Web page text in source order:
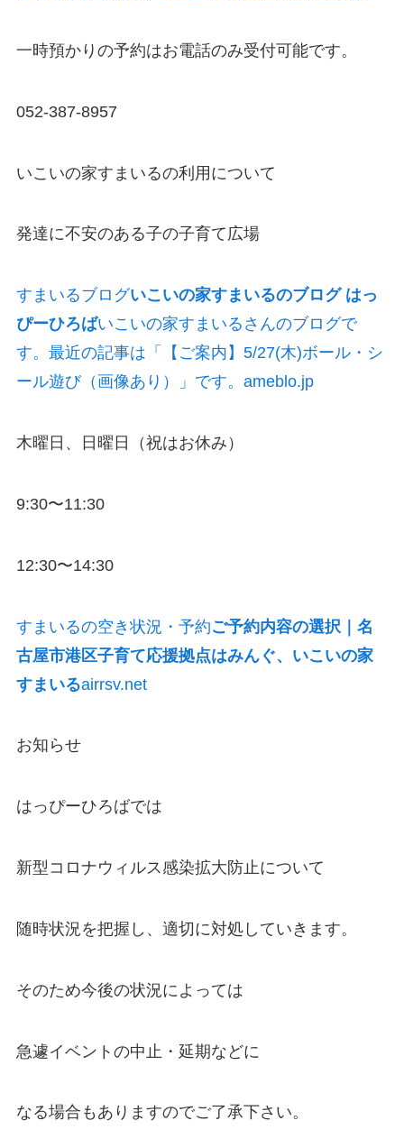
一時預かりの予約はお電話のみ受付可能です。
052-387-8957
いこいの家すまいるの利用について
発達に不安のある子の子育て広場
すまいるブログいこいの家すまいるのブログ はっ
ぴーひろばいこいの家すまいるさんのブログで
す。最近の記事は「【ご案内】5/27(木)ボール・シ
ール遊び（画像あり）」です。ameblo.jp
木曜日、日曜日（祝はお休み）
9:30〜11:30
12:30〜14:30
すまいるの空き状況・予約ご予約内容の選択｜名
古屋市港区子育て応援拠点はみんぐ、いこいの家
すまいるairrsv.net
お知らせ
はっぴーひろばでは
新型コロナウィルス感染拡大防止について
随時状況を把握し、適切に対処していきます。
そのため今後の状況によっては
急遽イベントの中止・延期などに
なる場合もありますのでご了承下さい。